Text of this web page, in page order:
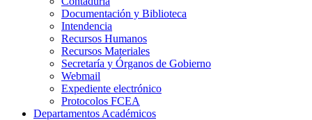
Documentación y Biblioteca
Intendencia
Recursos Humanos
Recursos Materiales
Secretaría y Órganos de Gobierno
Webmail
Expediente electrónico
Protocolos FCEA
Departamentos Académicos